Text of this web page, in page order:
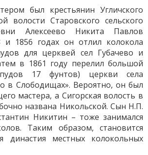
был крестьянин Угличского
волости Старовского сельского
Алексеево Никита Павлов
и 1856 годах он отлил колокола
для церквей сел Губачево и
в 1861 году перелил большой
17 фунтов) церкви села
в Слободищах». Вероятно, он был
мастера, а Сигорская волость в
названа Никольской. Сын Н.П.
Никитин – тоже занимался
Таким образом, становится
династия местных колокольных